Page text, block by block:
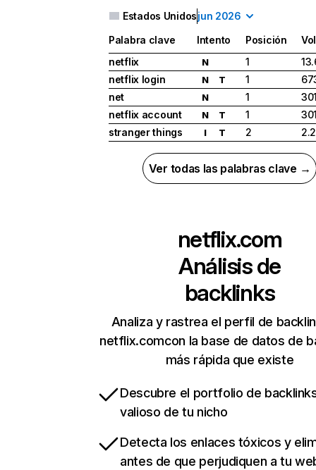
Estados Unidosjun 2026
Palabra clave Intento Posición
netflix
N 1
netflix login
N T 1
net
N 1
netflix account
N T 1
stranger things
I T 2
Ver todas las palabras clave →
netflix.com
Análisis de
backlinks
Analiza y rastrea el perfil de
netflix.comcon la base de datos de
más rápida que existe
Descubre el portfolio de
valioso de tu nicho
Detecta los enlaces tóxicos y
antes de que perjudiquen a tu